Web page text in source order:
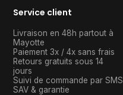
Service client
Livraison en 48h partout à
Mayotte
Paiement 3x / 4x sans frais
Retours gratuits sous 14
jours
Suivi de commande par SMS
SAV & garantie